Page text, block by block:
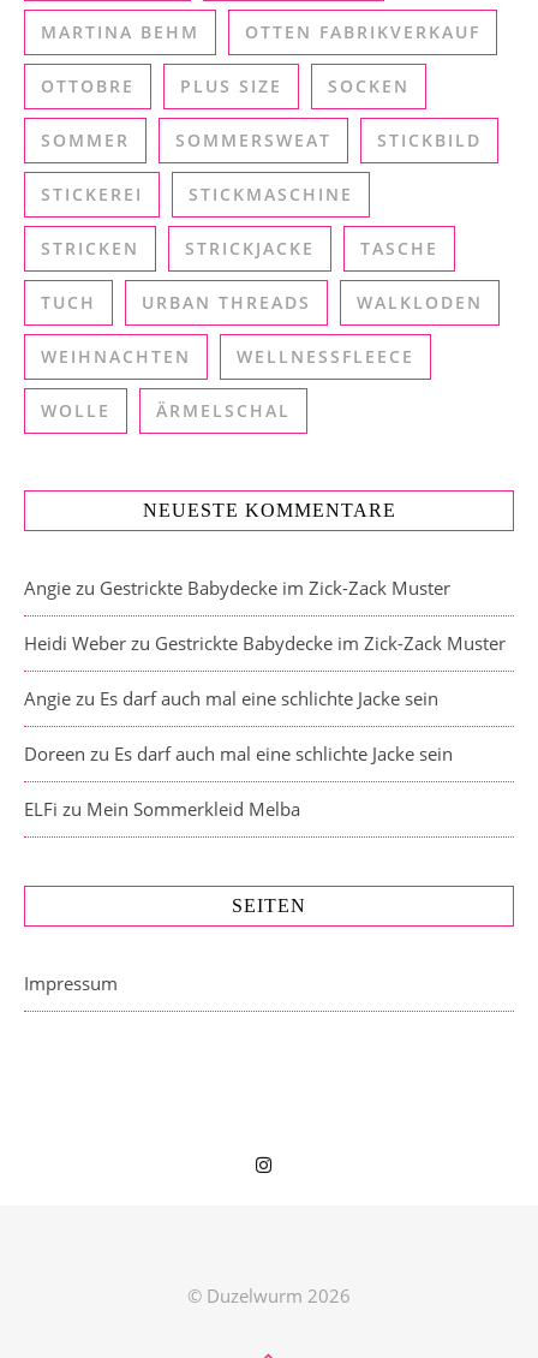
MARTINA BEHM OTTEN FABRIKVERKAUF
OTTOBRE PLUS SIZE SOCKEN
SOMMER SOMMERSWEAT STICKBILD
STICKEREI STICKMASCHINE
STRICKEN STRICKJACKE TASCHE
TUCH URBAN THREADS WALKLODEN
WEIHNACHTEN WELLNESSFLEECE
WOLLE ÄRMELSCHAL
NEUESTE KOMMENTARE
Angie zu Gestrickte Babydecke im Zick-Zack Muster
Heidi Weber zu Gestrickte Babydecke im Zick-Zack Muster
Angie zu Es darf auch mal eine schlichte Jacke sein
Doreen zu Es darf auch mal eine schlichte Jacke sein
ELFi zu Mein Sommerkleid Melba
SEITEN
Impressum
© Duzelwurm 2026